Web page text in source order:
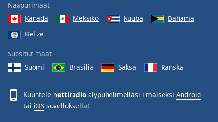
Naapurimaat
Kanada
Meksiko Kuuba
Bahama
Belize
Suositut maat
Suomi
Brasilia Saksa Ranska
Kuuntele nettiradio älypuhelimellasi ilmaiseksi Android-
tai iOS-sovelluksella!